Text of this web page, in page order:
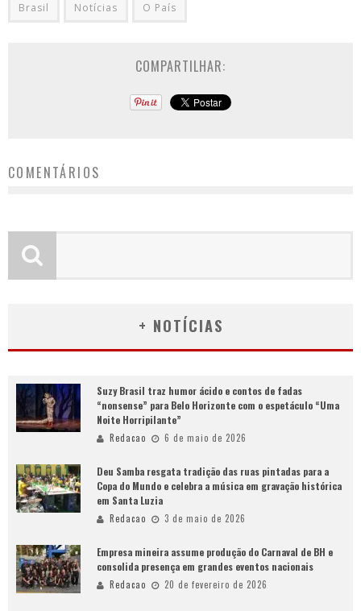
Brasil Notícias O País
COMPARTILHAR:
COMENTÁRIOS
+ NOTÍCIAS
Suzy Brasil traz humor ácido e contos de fadas
“nonsense” para Belo Horizonte com o espetáculo “Uma
Noite Horripilante”
Redacao 6 de maio de 2026
Deu Samba resgata tradição das ruas pintadas para a
Copa do Mundo e celebra a música em gravação histórica
em Santa Luzia
Redacao 3 de maio de 2026
Empresa mineira assume produção do Carnaval de BH e
consolida presença em grandes eventos nacionais
Redacao 20 de fevereiro de 2026